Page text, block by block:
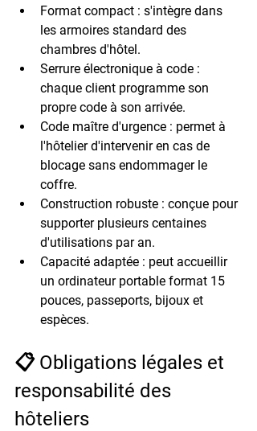
Format compact : s'intègre dans
les armoires standard des
chambres d'hôtel.
Serrure électronique à code :
chaque client programme son
propre code à son arrivée.
Code maître d'urgence : permet à
l'hôtelier d'intervenir en cas de
blocage sans endommager le
coffre.
Construction robuste : conçue pour
supporter plusieurs centaines
d'utilisations par an.
Capacité adaptée : peut accueillir
un ordinateur portable format 15
pouces, passeports, bijoux et
espèces.
📋 Obligations légales et
responsabilité des
hôteliers